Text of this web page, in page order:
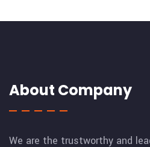
About Company
We are the trustworthy and